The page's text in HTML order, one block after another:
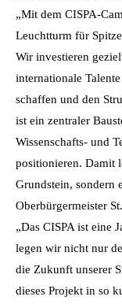
„Mit dem CISPA-
Leuchtturm für
Wir investieren
internationale
schaffen und den
ist ein zentraler
Wissenschafts- und
positionieren. Damit
Grundstein, sondern
Oberbürgermeister
„Das CISPA ist eine
legen wir nicht nur
die Zukunft unserer
dieses Projekt in so